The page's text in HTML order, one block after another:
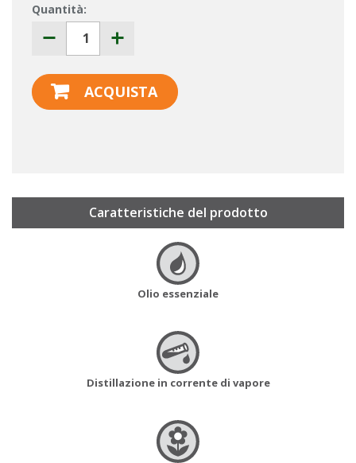
Quantità:
ACQUISTA
Caratteristiche del prodotto
Olio essenziale
Distillazione in corrente di vapore